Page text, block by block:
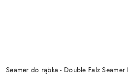
Seamer do rąbka - Double Falz Seamer